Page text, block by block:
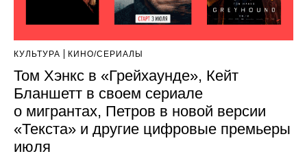
КУЛЬТУРА КИНО/СЕРИАЛЫ
Том Хэнкс в «Грейхаунде», Кейт
Бланшетт в своем сериале
о мигрантах, Петров в новой версии
«Текста» и другие цифровые премьеры
июля